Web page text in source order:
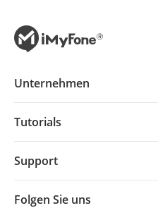
Unternehmen
Tutorials
Support
Folgen Sie uns